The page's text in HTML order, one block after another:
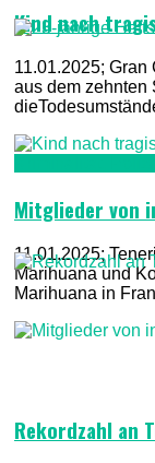
Kind nach
11.01.2025;
aus dem zehnten
Mitglieder von
11.01.2025;
Marihuana und
Marihuana in
Rekordzahl an